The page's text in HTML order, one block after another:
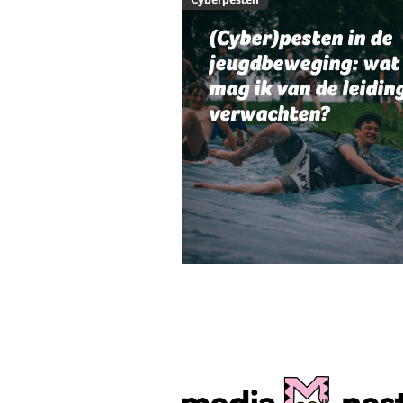
(Cyber)pesten in de
jeugdbeweging: wat
mag ik van de
verwachten?